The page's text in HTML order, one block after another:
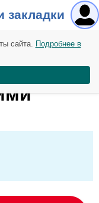
закладки
сайта. Подробнее в